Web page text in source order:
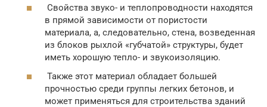
Свойства звуко- и теплопроводности находятся
в прямой зависимости от пористости
материала, а, следовательно, стена, возведенная
из блоков рыхлой «губчатой» структуры, будет
иметь хорошую тепло- и звукоизоляцию.
Также этот материал обладает большей
прочностью среди группы легких бетонов, и
может применяться для строительства зданий